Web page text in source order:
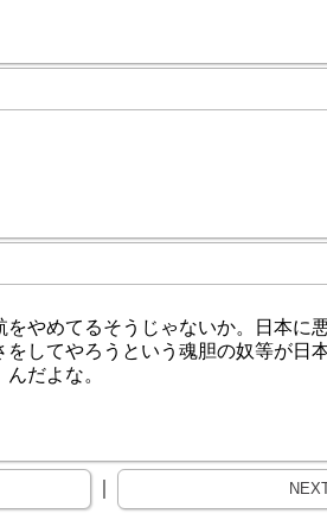
やめてるそうじゃないか。日本に
してやろうという魂胆の奴等が日
だよな。